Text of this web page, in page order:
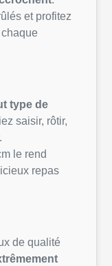
et profitez
type de
saisir, rôtir,
le rend
repas
de qualité